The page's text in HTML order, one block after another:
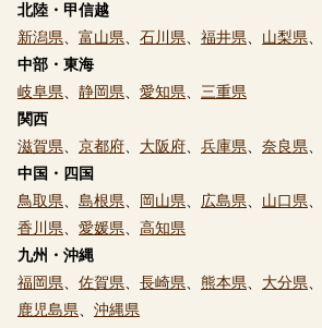
北陸・甲信越
新潟県
富山県 石川県 福井県 山梨県
中部・東海
岐阜県
静岡県 愛知県
三重県
関西
滋賀県
京都府 大阪府 兵庫県 奈良県
中国・四国
鳥取県
島根県 岡山県 広島県 山口県
香川県
愛媛県
高知県
九州・沖縄
福岡県
佐賀県 長崎県 熊本県 大分県
鹿児島県
沖縄県